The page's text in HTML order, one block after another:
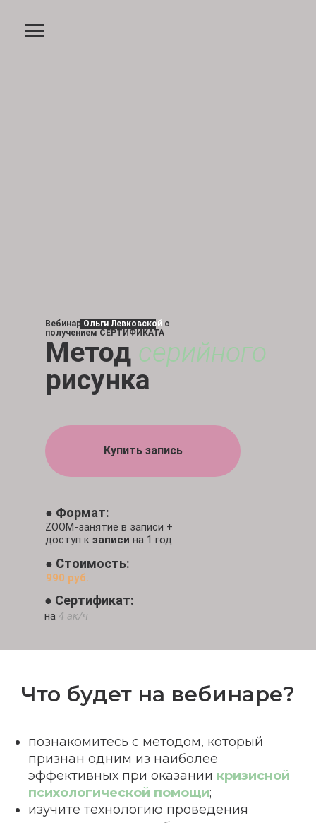
Купить запись
● Формат:
● Стоимость:
ZOOM-занятие в записи +
доступ к записи на 1 год
990 руб.
Вебинар Ольги Левковской с
получением СЕРТИФИКАТА
Метод серийного
рисунка
● Сертификат:
на 4 ак/ч
Что будет на вебинаре?
познакомитесь с методом, который
признан одним из наиболее
эффективных при оказании кризисной
психологической помощи;
изучите технологию проведения